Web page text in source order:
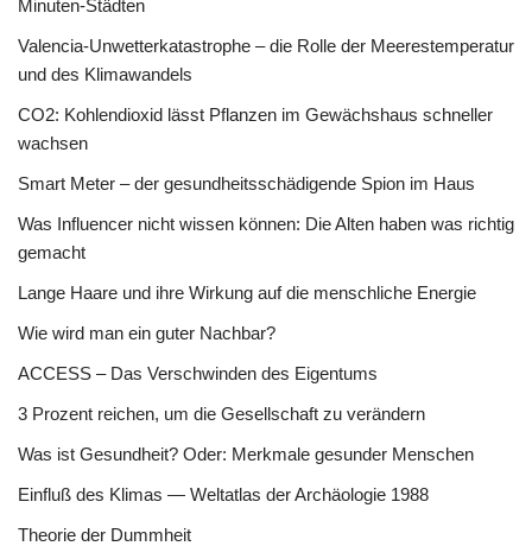
Minuten-Städten
Valencia-Unwetterkatastrophe – die Rolle der Meerestemperatur
und des Klimawandels
CO2: Kohlendioxid lässt Pflanzen im Gewächshaus schneller
wachsen
Smart Meter – der gesundheitsschädigende Spion im Haus
Was Influencer nicht wissen können: Die Alten haben was richtig
gemacht
Lange Haare und ihre Wirkung auf die menschliche Energie
Wie wird man ein guter Nachbar?
ACCESS – Das Verschwinden des Eigentums
3 Prozent reichen, um die Gesellschaft zu verändern
Was ist Gesundheit? Oder: Merkmale gesunder Menschen
Einfluß des Klimas — Weltatlas der Archäologie 1988
Theorie der Dummheit